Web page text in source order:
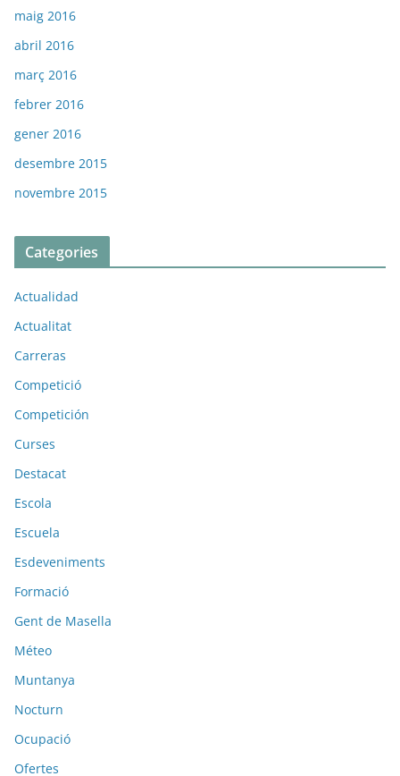
maig 2016
abril 2016
març 2016
febrer 2016
gener 2016
desembre 2015
novembre 2015
Categories
Actualidad
Actualitat
Carreras
Competició
Competición
Curses
Destacat
Escola
Escuela
Esdeveniments
Formació
Gent de Masella
Méteo
Muntanya
Nocturn
Ocupació
Ofertes